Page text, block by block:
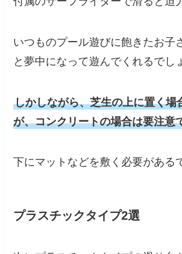
いつものプール遊びに飽きたお子
と夢中になって遊んでくれるでし
しかしながら、芝生の上に置く場
が、コンクリートの場合は要注意
下にマットなどを敷く必要がある
プラスチックタイプ2選